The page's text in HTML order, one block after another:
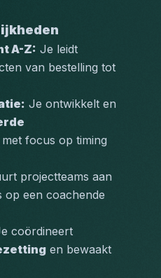
A-Z: Je leidt
van bestelling tot
Je ontwikkelt en
met focus op timing
projectteams aan
op een coachende
en bewaakt